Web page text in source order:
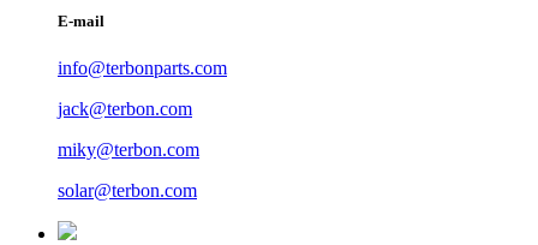
E-mail
info@terbonparts.com
jack@terbon.com
miky@terbon.com
solar@terbon.com